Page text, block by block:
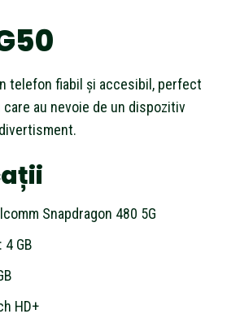
telefon fiabil și accesibil, perfect
au nevoie de un dispozitiv
Snapdragon 480 5G
: 4 GB
HD+